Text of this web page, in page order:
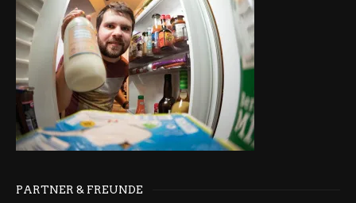
PARTNER & FREUNDE